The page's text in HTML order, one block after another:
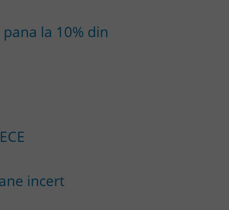
la 10% din
incert